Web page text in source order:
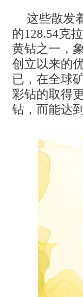
这些散发
的128.54克
黄钻之一，
创立以来的
已，在全球
彩钻的取得
钻，而能达